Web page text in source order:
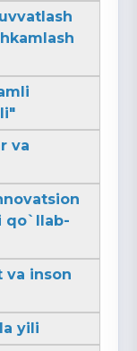
va
qo`llab-
va inson
yili